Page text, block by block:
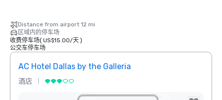
Distance from airport 12 mi
区域内的停车场
收费停车场( US$15.00/天)
公交车停车场
AC Hotel Dallas by the Galleria
酒店